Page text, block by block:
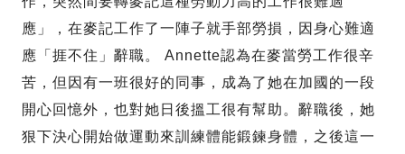
應」，在麥記工作了一陣子就手部勞損，因身心難適
應「捱不住」辭職。 Annette認為在麥當勞工作很辛
苦，但因有一班很好的同事，成為了她在加國的一段
開心回憶外，也對她日後搵工很有幫助。辭職後，她
狠下決心開始做運動來訓練體能鍛鍊身體，之後這一